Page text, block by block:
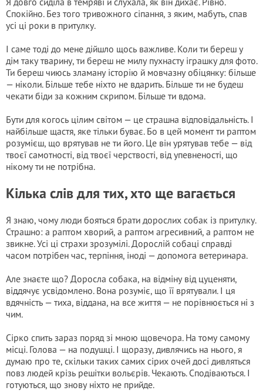
Спокійно. Без того тривожного сіпання, з яким, мабуть, спав
усі ці роки в притулку.
І саме тоді до мене дійшло щось важливе. Коли ти береш у
дім таку тварину, ти береш не милу пухнасту іграшку для фото.
Ти береш чиюсь зламану історію й мовчазну обіцянку: більше
— ніколи. Більше тебе ніхто не вдарить. Більше ти не будеш
чекати біди за кожним скрипом. Більше ти вдома.
Бути для когось цілим світом — це страшна відповідальність. І
найбільше щастя, яке тільки буває. Бо в цей момент ти раптом
розумієш, що врятував не ти його. Це він урятував тебе — від
твоєї самотності, від твоєї черствості, від упевненості, що
нікому ти не потрібна.
Кілька слів для тих, хто ще вагається
Я знаю, чому люди бояться брати дорослих собак із притулку.
Страшно: а раптом хворий, а раптом агресивний, а раптом не
звикне. Усі ці страхи зрозумілі. Дорослій собаці справді
часом потрібен час, терпіння, іноді — допомога ветеринара.
Але знаєте що? Доросла собака, на відміну від цуценяти,
віддячує усвідомлено. Вона розуміє, що її врятували. І ця
вдячність — тиха, віддана, на все життя — не порівнюється ні з
чим.
Сірко спить зараз поряд зі мною щовечора. На тому самому
місці. Голова — на подушці. І щоразу, дивлячись на нього, я
думаю про те, скільки таких самих сірих очей досі дивляться
повз людей крізь решітки вольєрів. Чекають. Сподіваються. І
готуються, що знову ніхто не прийде.